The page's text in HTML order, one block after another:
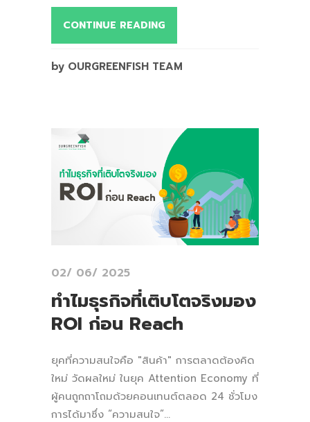
CONTINUE READING
by OURGREENFISH TEAM
02/ 06/ 2025
ทำไมธุรกิจที่เติบโตจริงมอง
ROI ก่อน Reach
ยุคที่ความสนใจคือ "สินค้า" การตลาดต้องคิด
ใหม่ วัดผลใหม่ ในยุค Attention Economy ที่
ผู้คนถูกถาโถมด้วยคอนเทนต์ตลอด 24 ชั่วโมง
การได้มาซึ่ง “ความสนใจ”...